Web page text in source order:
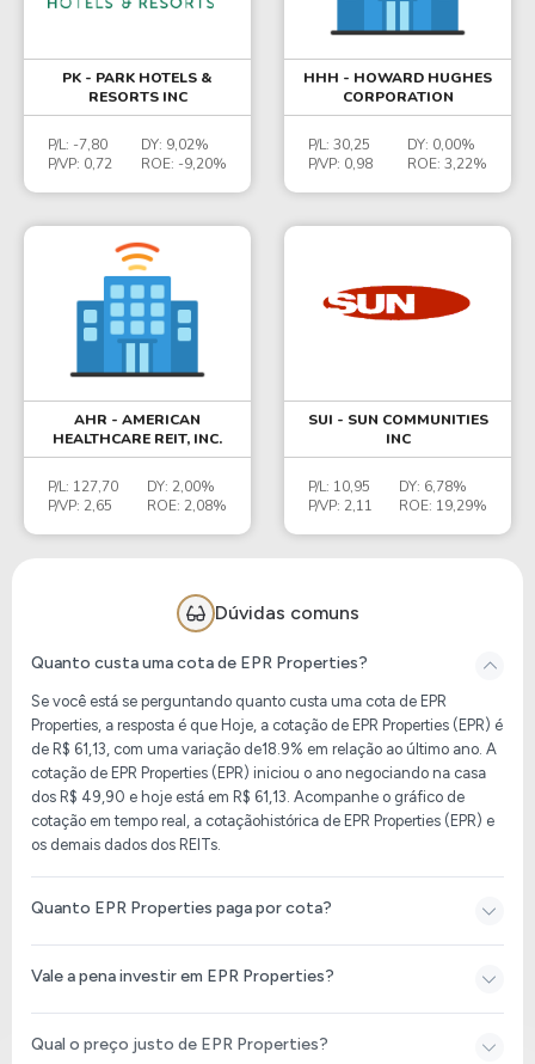
PK - PARK HOTELS &
RESORTS INC
P/L: -7,80
P/VP: 0,72
DY: 9,02%
ROE: -9,20%
HHH - HOWARD HUGHES
CORPORATION
P/L: 30,25
P/VP: 0,98
DY: 0,00%
ROE: 3,22%
AHR - AMERICAN
HEALTHCARE REIT, INC.
P/L: 127,70
P/VP: 2,65
DY: 2,00%
ROE: 2,08%
SUI - SUN COMMUNITIES
INC
P/L: 10,95
P/VP: 2,11
DY: 6,78%
ROE: 19,29%
Dúvidas comuns
Quanto custa uma cota de EPR Properties?
Se você está se perguntando quanto custa uma cota de EPR
Properties, a resposta é que Hoje, a cotação de EPR Properties (EPR) é
de R$ 61,13, com uma variação de18.9% em relação ao último ano. A
cotação de EPR Properties (EPR) iniciou o ano negociando na casa
dos R$ 49,90 e hoje está em R$ 61,13. Acompanhe o gráfico de
cotação em tempo real, a cotaçãohistórica de EPR Properties (EPR) e
os demais dados dos REITs.
Quanto EPR Properties paga por cota?
Vale a pena investir em EPR Properties?
Qual o preço justo de EPR Properties?